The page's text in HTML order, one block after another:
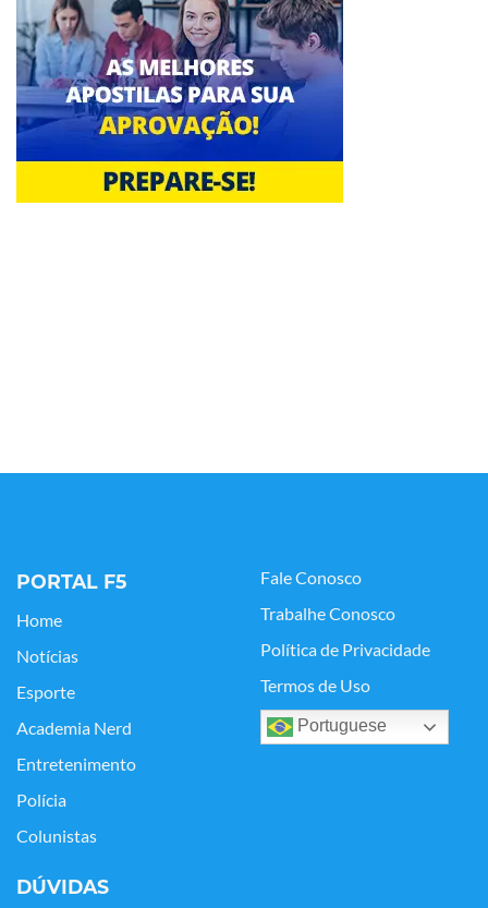
PORTAL F5
Home
Notícias
Esporte
Academia Nerd
Entretenimento
Polícia
Colunistas
Fale Conosco
Trabalhe Conosco
Política de Privacidade
Termos de Uso
Portuguese
DÚVIDAS